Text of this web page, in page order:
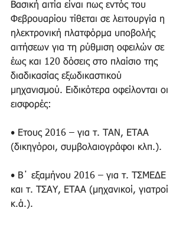
Βασική αιτία είναι πως εντός του
Φεβρουαρίου τίθεται σε λειτουργία η
ηλεκτρονική πλατφόρμα υποβολής
αιτήσεων για τη ρύθμιση οφειλών σε
έως και 120 δόσεις στο πλαίσιο της
διαδικασίας εξωδικαστικού
μηχανισμού. Ειδικότερα οφείλονται οι
εισφορές:
• Ετους 2016 – για τ. ΤΑΝ, ΕΤΑΑ
(δικηγόροι, συμβολαιογράφοι κλπ.).
• Β΄ εξαμήνου 2016 – για τ. ΤΣΜΕΔΕ
και τ. ΤΣΑΥ, ΕΤΑΑ (μηχανικοί, γιατροί
κ.ά.).